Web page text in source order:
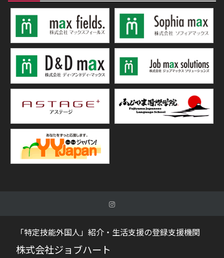
「特定技能外国人」紹介・生活支援の登録支援機関
株式会社ジョブハート